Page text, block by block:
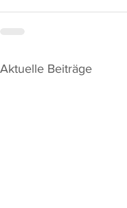
Aktuelle Beiträge